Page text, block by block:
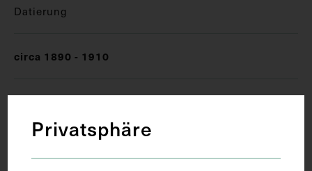
Datierung
circa 1890 - 1910
Privatsphäre